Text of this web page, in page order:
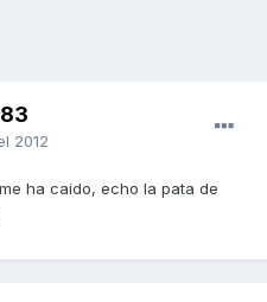
2012
ha caido, echo la pata de